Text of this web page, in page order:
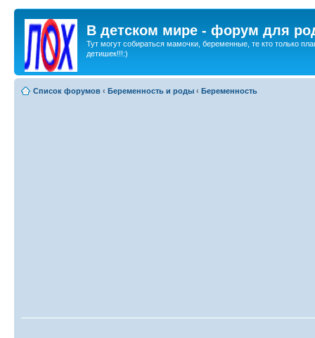
В детском мире - форум для
Тут могут собираться мамочки, беременные, те кто только
детишек!!!:)
Список форумов ‹ Беременность и роды ‹ Беременность